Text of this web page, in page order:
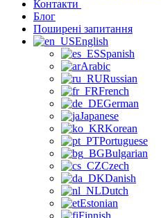
Контакти
Блог
Поширені запитання
English
Spanish
Arabic
Russian
French
German
Japanese
Korean
Portuguese
Bulgarian
Czech
Danish
Dutch
Estonian